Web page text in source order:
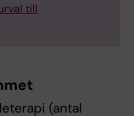
till
(antal